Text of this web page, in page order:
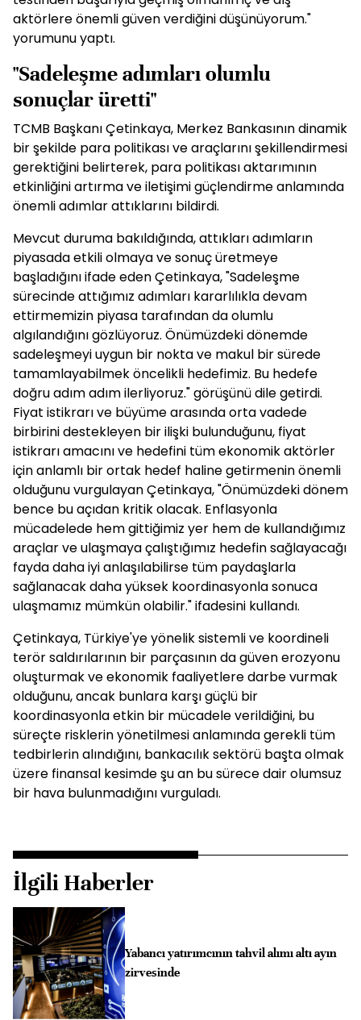
aktörlere önemli güven verdiğini düşünüyorum."
yorumunu yaptı.
"Sadeleşme adımları olumlu
sonuçlar üretti"
TCMB Başkanı Çetinkaya, Merkez Bankasının dinamik
bir şekilde para politikası ve araçlarını şekillendirmesi
gerektiğini belirterek, para politikası aktarımının
etkinliğini artırma ve iletişimi güçlendirme anlamında
önemli adımlar attıklarını bildirdi.
Mevcut duruma bakıldığında, attıkları adımların
piyasada etkili olmaya ve sonuç üretmeye
başladığını ifade eden Çetinkaya, "Sadeleşme
sürecinde attığımız adımları kararlılıkla devam
ettirmemizin piyasa tarafından da olumlu
algılandığını gözlüyoruz. Önümüzdeki dönemde
sadeleşmeyi uygun bir nokta ve makul bir sürede
tamamlayabilmek öncelikli hedefimiz. Bu hedefe
doğru adım adım ilerliyoruz." görüşünü dile getirdi.
Fiyat istikrarı ve büyüme arasında orta vadede
birbirini destekleyen bir ilişki bulunduğunu, fiyat
istikrarı amacını ve hedefini tüm ekonomik aktörler
için anlamlı bir ortak hedef haline getirmenin önemli
olduğunu vurgulayan Çetinkaya, "Önümüzdeki dönem
bence bu açıdan kritik olacak. Enflasyonla
mücadelede hem gittiğimiz yer hem de kullandığımız
araçlar ve ulaşmaya çalıştığımız hedefin sağlayacağı
fayda daha iyi anlaşılabilirse tüm paydaşlarla
sağlanacak daha yüksek koordinasyonla sonuca
ulaşmamız mümkün olabilir." ifadesini kullandı.
Çetinkaya, Türkiye'ye yönelik sistemli ve koordineli
terör saldırılarının bir parçasının da güven erozyonu
oluşturmak ve ekonomik faaliyetlere darbe vurmak
olduğunu, ancak bunlara karşı güçlü bir
koordinasyonla etkin bir mücadele verildiğini, bu
süreçte risklerin yönetilmesi anlamında gerekli tüm
tedbirlerin alındığını, bankacılık sektörü başta olmak
üzere finansal kesimde şu an bu sürece dair olumsuz
bir hava bulunmadığını vurguladı.
İlgili Haberler
Yabancı yatırımcının tahvil alımı altı ayın
zirvesinde